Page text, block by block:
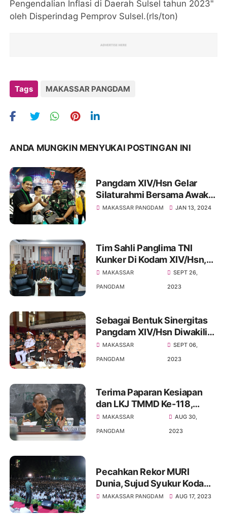
Pengendalian Inflasi di Daerah Sulsel tahun 2023"
oleh Disperindag Pemprov Sulsel.(rls/ton)
Tags MAKASSAR PANGDAM
ANDA MUNGKIN MENYUKAI POSTINGAN INI
Pangdam XIV/Hsn Gelar
Silaturahmi Bersama Awak
Media, Ormas, BEM serta
Aman dan Damai
MAKASSAR PANGDAM JAN 13, 2024
Tim Sahli Panglima TNI
Kunker Di Kodam XIV/Hsn,
Bahas Peran TNI Dalam
Mendukung Pertumbuhan
MAKASSAR
PANGDAM
SEPT 26,
2023
Sebagai Bentuk Sinergitas
Pangdam XIV/Hsn Diwakili
Kasdam Hadiri Sertijab
Gubernur Sulsel
MAKASSAR
PANGDAM
SEPT 06,
2023
Terima Paparan Kesiapan
dan LKJ TMMD Ke-118,
Pangdam XIV/Hsn :
Kehadiran TNI AD
MAKASSAR
PANGDAM
AUG 30,
2023
Pecahkan Rekor MURI
Dunia, Sujud Syukur Kodam
XIV/Hsn Peserta 77.178
MAKASSAR PANGDAM AUG 17, 2023